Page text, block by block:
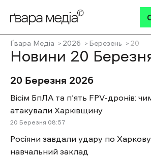
Ґвара Медіа 2026 Березень 20
Новини 20
20 Березня 2026
Вісім БпЛА та п’ять FPV-дронів:
атакували Харківщину
20 Березня 08:57
Росіяни завдали удару по
навчальний заклад